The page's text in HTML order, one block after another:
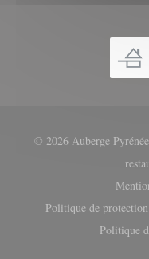
© 2026 Auberge
Politique de protection
Politique